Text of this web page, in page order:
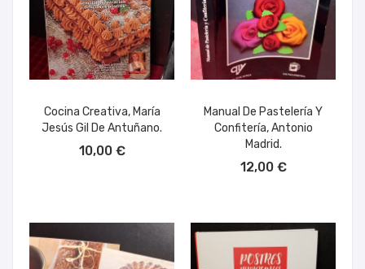
Cocina Creativa, María
Jesús Gil De Antuñano.
10,00 €
Manual De Pastelería Y
Confitería, Antonio
Madrid.
12,00 €